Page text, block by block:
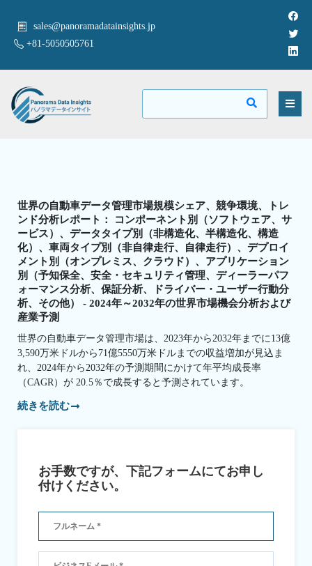
sales@panoramadatainsights.jp
+81-5050505761
世界の自動車データ管理市場規模シェア、競争環境、トレ
ンド分析レポート： コンポーネント別（ソフトウェア、サ
ービス）、データタイプ別（非構造化、半構造化、構造
化）、車両タイプ別（非自律走行、自律走行）、デプロイ
メント別（オンプレミス、クラウド）、アプリケーション
別（予知保全、安全・セキュリティ管理、ディーラーパフ
ォーマンス分析、保証分析、ドライバー・ユーザー行動分
析、その他） - 2024年～2032年の世界市場機会分析および
産業予測
世界の自動車データ管理市場は、2023年から2032年までに13億
3,590万米ドルから71億5550万米ドルまでの収益増加が見込ま
れ、2024年から2032年の予測期間にかけて年平均成長率
（CAGR）が 20.5％で成長すると予測されています。
続きを読む
お手数ですが、下記フォームにてお申し
付けください。